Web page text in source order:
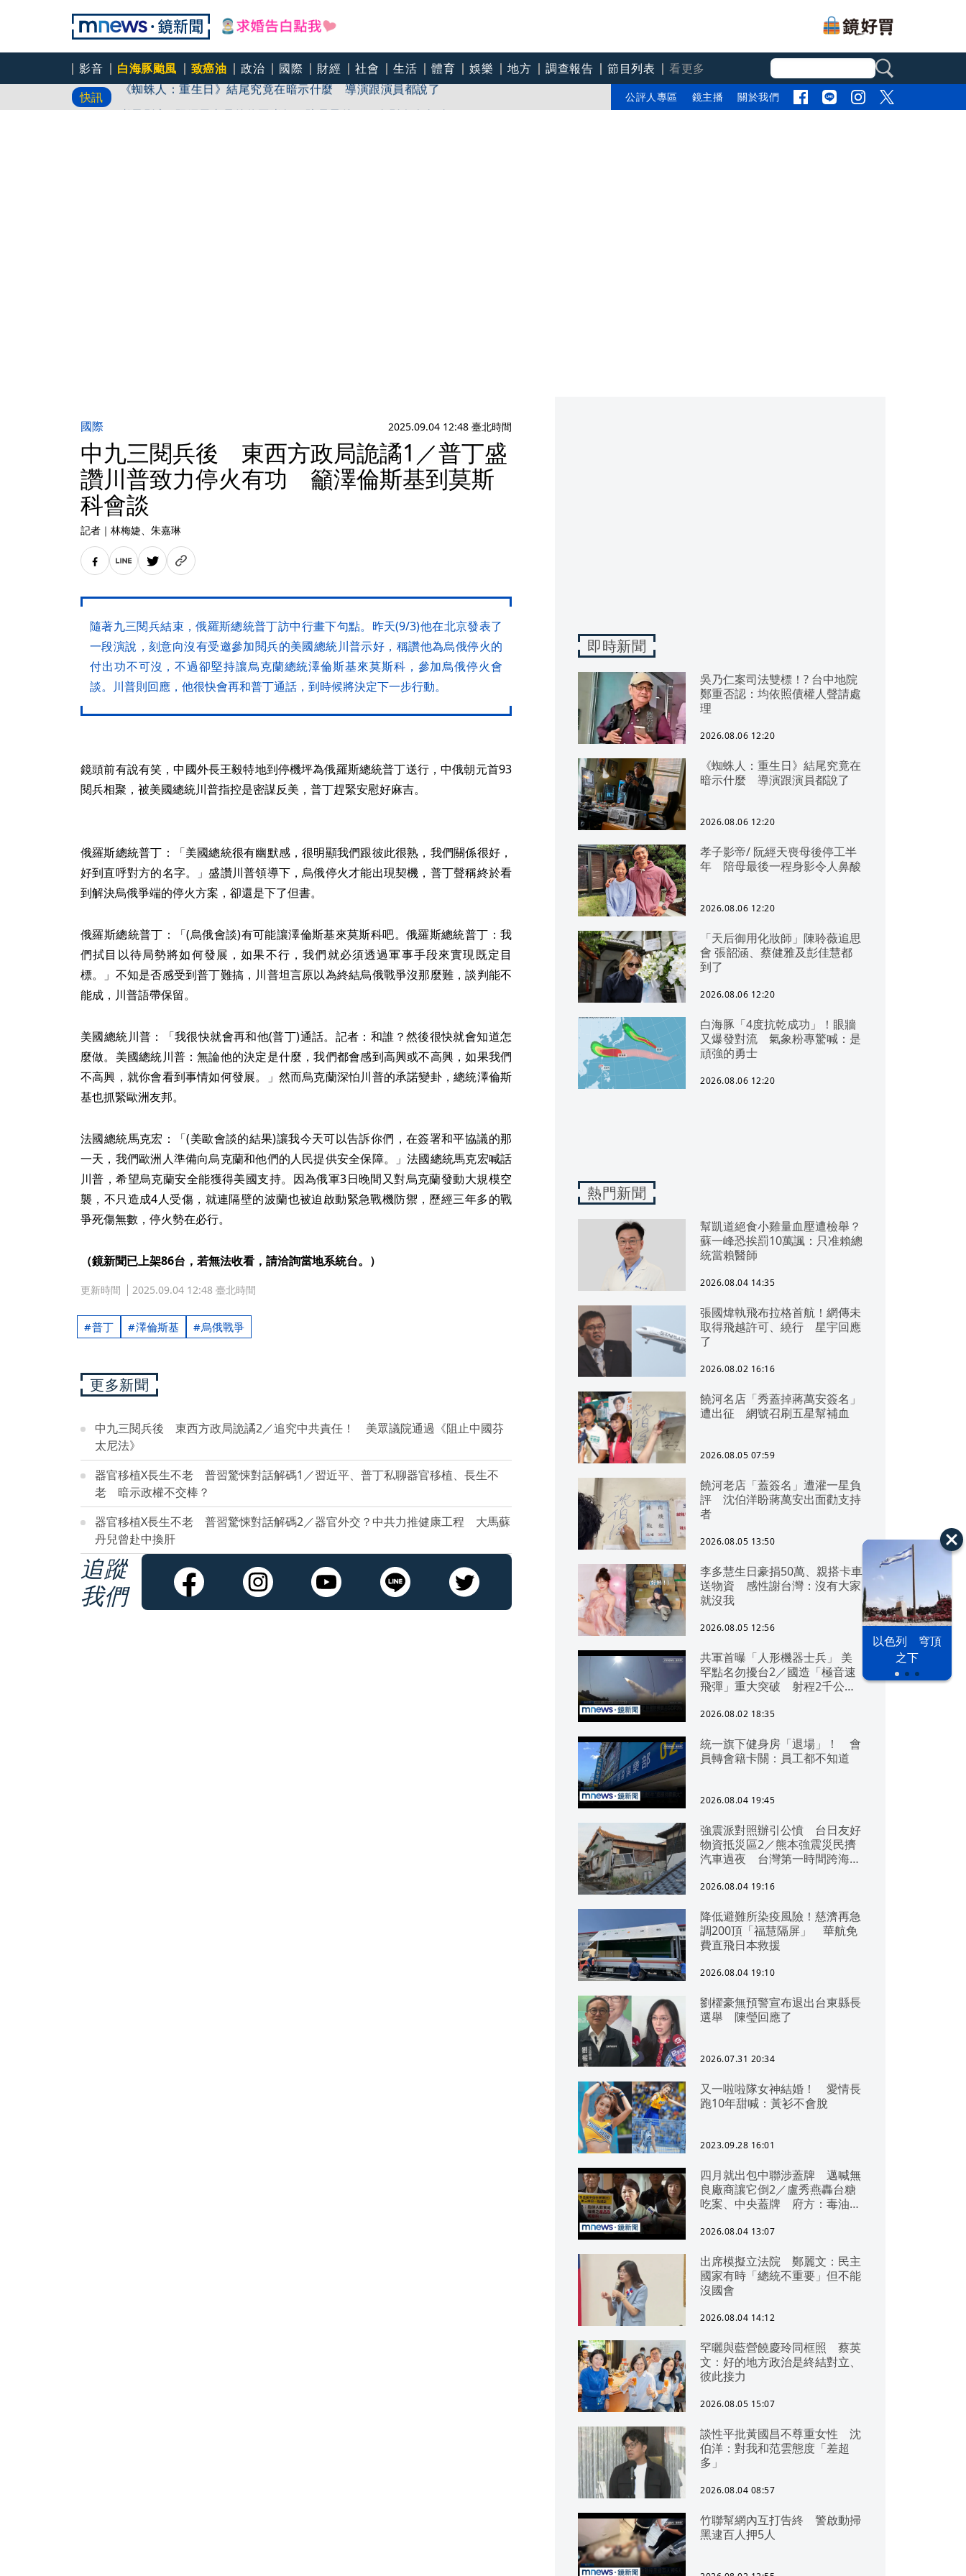
影音 白海豚颱風 致癌油 政治 國際 財經 社會 生活 體育 娛樂 地方 調查報告 節目列表
看更多
快訊
《蜘蛛人：重生日》結尾究竟在暗示什麼 導演跟演員都說了
孝子影帝/ 阮經天喪母後停工半年 陪母最後一程身影令人鼻酸
公評人專區 鏡主播 關於我們
以色列 穹頂
之下
國際 2025.09.04 12:48 臺北時間
中九三閱兵後 東西方政局詭譎1／普丁盛
讚川普致力停火有功 籲澤倫斯基到莫斯
科會談
記者 ｜ 林梅婕、朱嘉琳
隨著九三閱兵結束，俄羅斯總統普丁訪中行畫下句點。昨天(9/3)他在北京發表了
一段演說，刻意向沒有受邀參加閱兵的美國總統川普示好，稱讚他為烏俄停火的
付出功不可沒，不過卻堅持讓烏克蘭總統澤倫斯基來莫斯科，參加烏俄停火會
談。川普則回應，他很快會再和普丁通話，到時候將決定下一步行動。
鏡頭前有說有笑，中國外長王毅特地到停機坪為俄羅斯總統普丁送行，中俄朝元首93
閱兵相聚，被美國總統川普指控是密謀反美，普丁趕緊安慰好麻吉。
俄羅斯總統普丁：「美國總統很有幽默感，很明顯我們跟彼此很熟，我們關係很好，
好到直呼對方的名字。」盛讚川普領導下，烏俄停火才能出現契機，普丁聲稱終於看
到解決烏俄爭端的停火方案，卻還是下了但書。
俄羅斯總統普丁：「(烏俄會談)有可能讓澤倫斯基來莫斯科吧。俄羅斯總統普丁：我
們拭目以待局勢將如何發展，如果不行，我們就必須透過軍事手段來實現既定目
標。」不知是否感受到普丁難搞，川普坦言原以為終結烏俄戰爭沒那麼難，談判能不
能成，川普語帶保留。
美國總統川普：「我很快就會再和他(普丁)通話。記者：和誰？然後很快就會知道怎
麼做。美國總統川普：無論他的決定是什麼，我們都會感到高興或不高興，如果我們
不高興，就你會看到事情如何發展。」然而烏克蘭深怕川普的承諾變卦，總統澤倫斯
基也抓緊歐洲友邦。
法國總統馬克宏：「(美歐會談的結果)讓我今天可以告訴你們，在簽署和平協議的那
一天，我們歐洲人準備向烏克蘭和他們的人民提供安全保障。」法國總統馬克宏喊話
川普，希望烏克蘭安全能獲得美國支持。因為俄軍3日晚間又對烏克蘭發動大規模空
襲，不只造成4人受傷，就連隔壁的波蘭也被迫啟動緊急戰機防禦，歷經三年多的戰
爭死傷無數，停火勢在必行。
（鏡新聞已上架86台，若無法收看，請洽詢當地系統台。）
更新時間 2025.09.04 12:48 臺北時間
普丁 澤倫斯基 烏俄戰爭
更多新聞
中九三閱兵後 東西方政局詭譎2／追究中共責任！ 美眾議院通過《阻止中國芬
太尼法》
器官移植X長生不老 普習驚悚對話解碼1／習近平、普丁私聊器官移植、長生不
老 暗示政權不交棒？
器官移植X長生不老 普習驚悚對話解碼2／器官外交？中共力推健康工程 大馬蘇
丹兒曾赴中換肝
追蹤
我們
即時新聞
吳乃仁案司法雙標！? 台中地院
鄭重否認：均依照債權人聲請處
理
2026.08.06 12:20
《蜘蛛人：重生日》結尾究竟在
暗示什麼 導演跟演員都說了
2026.08.06 12:20
孝子影帝/ 阮經天喪母後停工半
年 陪母最後一程身影令人鼻酸
2026.08.06 12:20
「天后御用化妝師」陳聆薇追思
會 張韶涵、蔡健雅及彭佳慧都
到了
2026.08.06 12:20
白海豚「4度抗乾成功」！眼牆
又爆發對流 氣象粉專驚喊：是
頑強的勇士
2026.08.06 12:20
熱門新聞
幫凱道絕食小雞量血壓遭檢舉？
蘇一峰恐挨罰10萬諷：只准賴總
統當賴醫師
2026.08.04 14:35
張國煒執飛布拉格首航！網傳未
取得飛越許可、繞行 星宇回應
了
2026.08.02 16:16
饒河名店「秀蓋掉蔣萬安簽名」
遭出征 網號召刷五星幫補血
2026.08.05 07:59
饒河老店「蓋簽名」遭灌一星負
評 沈伯洋盼蔣萬安出面勸支持
者
2026.08.05 13:50
李多慧生日豪捐50萬、親搭卡車
送物資 感性謝台灣：沒有大家
就沒我
2026.08.05 12:56
共軍首曝「人形機器士兵」 美
罕點名勿擾台2／國造「極音速
飛彈」重大突破 射程2千公里
2026.08.02 18:35
統一旗下健身房「退場」！ 會
員轉會籍卡關：員工都不知道
2026.08.04 19:45
強震派對照辦引公憤 台日友好
物資抵災區2／熊本強震災民擠
汽車過夜 台灣第一時間跨海急
2026.08.04 19:16
降低避難所染疫風險！慈濟再急
調200頂「福慧隔屏」 華航免
費直飛日本救援
2026.08.04 19:10
劉櫂豪無預警宣布退出台東縣長
選舉 陳瑩回應了
2026.07.31 20:34
又一啦啦隊女神結婚！ 愛情長
跑10年甜喊：黃衫不會脫
2023.09.28 16:01
四月就出包中聯涉蓋牌 邁喊無
良廠商讓它倒2／盧秀燕轟台糖
吃案、中央蓋牌 府方：毒油一
2026.08.04 13:07
出席模擬立法院 鄭麗文：民主
國家有時「總統不重要」但不能
沒國會
2026.08.04 14:12
罕曬與藍營饒慶玲同框照 蔡英
文：好的地方政治是終結對立、
彼此接力
2026.08.05 15:07
談性平批黃國昌不尊重女性 沈
伯洋：對我和范雲態度「差超
多」
2026.08.04 08:57
竹聯幫網內互打告終 警啟動掃
黑逮百人押5人